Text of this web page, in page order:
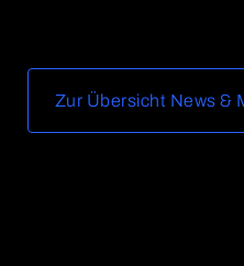
Zur Übersicht News &